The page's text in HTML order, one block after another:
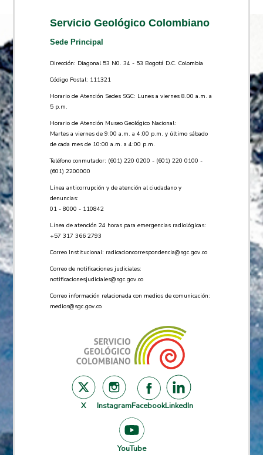
Servicio Geológico Colombiano
Sede Principal
Dirección: Diagonal 53 N0. 34 - 53 Bogotá D.C. Colombia
Código Postal: 111321
Horario de Atención Sedes SGC: Lunes a viernes 8.00 a.m. a
5 p.m.
Horario de Atención Museo Geológico Nacional:
Martes a viernes de 9:00 a.m. a 4:00 p.m. y último sábado
de cada mes de 10:00 a.m. a 4:00 p.m.
Teléfono conmutador: (601) 220 0200 - (601) 220 0100 -
(601) 2200000
Línea anticorrupción y de atención al ciudadano y
denuncias:
01 - 8000 - 110842
Línea de atención 24 horas para emergencias radiológicas:
+57 ​317 366 2793
Correo Institucional: radicacioncorrespondencia@sgc.gov.co
Correo de notificaciones judiciales:
notificacionesjudiciales@sgc.gov.co
Correo información relacionada con medios de comunicación:
medios@sgc.gov.co
X InstagramFacebookLinkedIn
YouTube